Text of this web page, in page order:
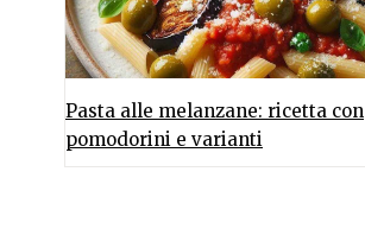
Pasta alle melanzane: ricetta con
pomodorini e varianti